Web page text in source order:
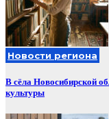
Новости региона
В сёла Новосибирской
культуры